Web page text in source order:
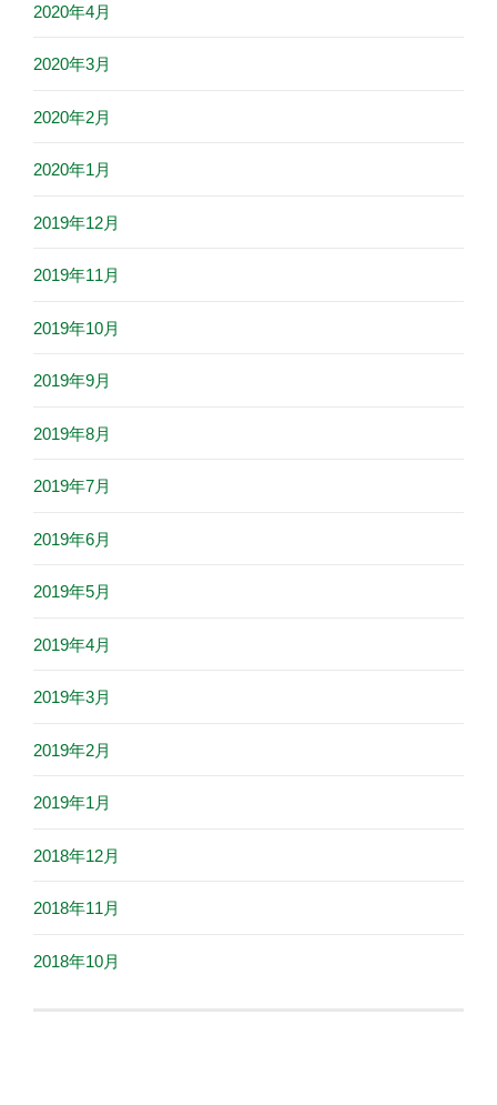
2020年4月
2020年3月
2020年2月
2020年1月
2019年12月
2019年11月
2019年10月
2019年9月
2019年8月
2019年7月
2019年6月
2019年5月
2019年4月
2019年3月
2019年2月
2019年1月
2018年12月
2018年11月
2018年10月